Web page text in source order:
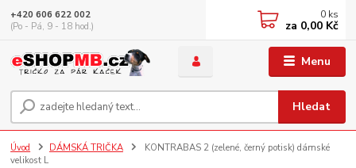
Menu
Hledat
+420 606 622 002
(Po - Pá, 9 - 18 hod.)
0 ks
za 0,00 Kč
Úvod DÁMSKÁ TRIČKA
KONTRABAS 2 (zelené, černý potisk) dámské
velikost L